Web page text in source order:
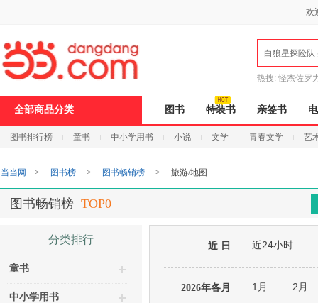
欢
白狼星探险队
热搜: 怪杰佐罗
全部商品分类 图书 特装书 亲签书
图书排行榜 童书 中小学用书 小说 文学 青春文学 艺
当当网 > 图书榜 > 图书畅销榜 > 旅游/地图
图书畅销榜 TOP0
分类排行
童书
中小学用书
近 日 近24小时
2026年各月 1月 2月
打
开
无
障
页
加